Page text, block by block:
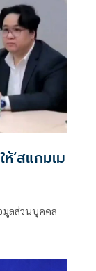
มูลส่วนบุคคล